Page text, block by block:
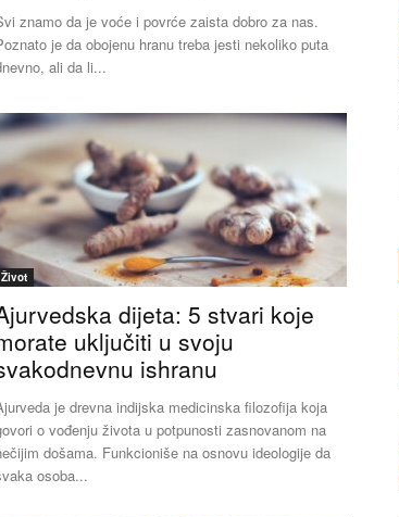
znamo da je voće i povrće zaista dobro za nas.
je da obojenu hranu treba jesti nekoliko puta
ali da li...
Život
dijeta: 5 stvari koje
uključiti u svoju
ishranu
je drevna indijska medicinska filozofija koja
o vođenju života u potpunosti zasnovanom na
došama. Funkcioniše na osnovu ideologije da
osoba...